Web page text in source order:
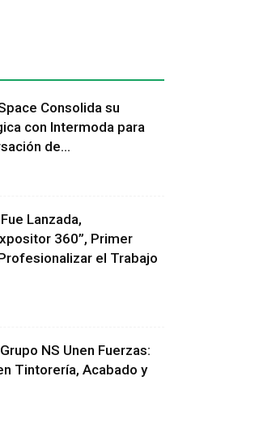
Consolida su
con Intermoda para
de...
Lanzada,
360”, Primer
el Trabajo
NS Unen Fuerzas:
Tintorería, Acabado y